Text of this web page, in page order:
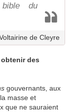
du
de Cleyre
des
gouvernants, aux
masse et
que ne sauraient